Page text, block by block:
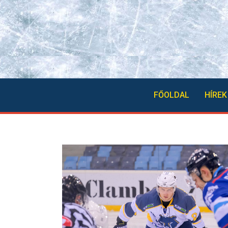
FŐOLDAL HÍREK